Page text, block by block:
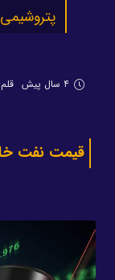
پتروشیمی
۴ سال پیش قلم:
قیمت نفت خام به ۸۸.۲۴ دلار در